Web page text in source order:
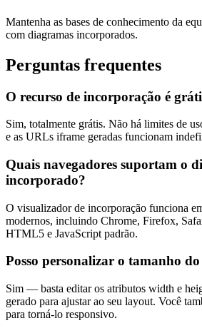
Mantenha as bases de conhecimento da
com diagramas incorporados.
Perguntas frequentes
O recurso de incorporação é
Sim, totalmente grátis. Não há limites de
e as URLs iframe geradas funcionam
Quais navegadores suportam o
incorporado?
O visualizador de incorporação funciona
modernos, incluindo Chrome, Firefox,
HTML5 e JavaScript padrão.
Posso personalizar o tamanho
Sim — basta editar os atributos width e
gerado para ajustar ao seu layout. Você
para torná-lo responsivo.